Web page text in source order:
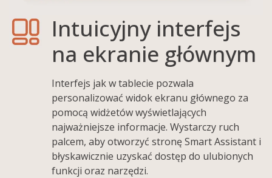
Intuicyjny interfejs
na ekranie głównym
Interfejs jak w tablecie pozwala
personalizować widok ekranu głównego za
pomocą widżetów wyświetlających
najważniejsze informacje. Wystarczy ruch
palcem, aby otworzyć stronę Smart Assistant i
błyskawicznie uzyskać dostęp do ulubionych
funkcji oraz narzędzi.